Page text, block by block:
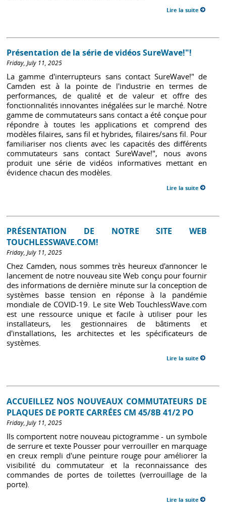
Lire la suite
Présentation de la série de vidéos SureWave!"!
Friday, July 11, 2025
La gamme d'interrupteurs sans contact SureWave!" de
Camden est à la pointe de l'industrie en termes de
performances, de qualité et de valeur et offre des
fonctionnalités innovantes inégalées sur le marché. Notre
gamme de commutateurs sans contact a été conçue pour
répondre à toutes les applications et comprend des
modèles filaires, sans fil et hybrides, filaires/sans fil. Pour
familiariser nos clients avec les capacités des différents
commutateurs sans contact SureWave!", nous avons
produit une série de vidéos informatives mettant en
évidence chacun des modèles.
Lire la suite
PRÉSENTATION DE NOTRE SITE WEB
TOUCHLESSWAVE.COM!
Friday, July 11, 2025
Chez Camden, nous sommes très heureux d'annoncer le
lancement de notre nouveau site Web conçu pour fournir
des informations de dernière minute sur la conception de
systèmes basse tension en réponse à la pandémie
mondiale de COVID-19. Le site Web TouchlessWave.com
est une ressource unique et facile à utiliser pour les
installateurs, les gestionnaires de bâtiments et
d'installations, les architectes et les spécificateurs de
systèmes.
Lire la suite
ACCUEILLEZ NOS NOUVEAUX COMMUTATEURS DE
PLAQUES DE PORTE CARRÉES CM 45/8B 41/2 PO
Friday, July 11, 2025
Ils comportent notre nouveau pictogramme - un symbole
de serrure et texte Pousser pour verrouiller en marquage
en creux rempli d'une peinture rouge pour améliorer la
visibilité du commutateur et la reconnaissance des
commandes de portes de toilettes (verrouillage de la
porte).
Lire la suite